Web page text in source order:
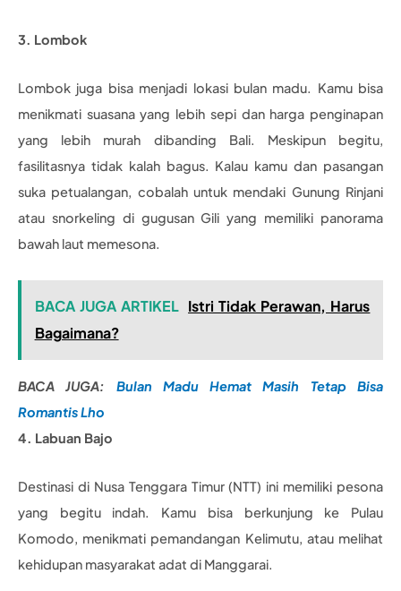
3. Lombok
Lombok juga bisa menjadi lokasi bulan madu. Kamu bisa
menikmati suasana yang lebih sepi dan harga penginapan
yang lebih murah dibanding Bali. Meskipun begitu,
fasilitasnya tidak kalah bagus. Kalau kamu dan pasangan
suka petualangan, cobalah untuk mendaki Gunung Rinjani
atau snorkeling di gugusan Gili yang memiliki panorama
bawah laut memesona.
BACA JUGA ARTIKEL Istri Tidak Perawan, Harus
Bagaimana?
BACA JUGA: Bulan Madu Hemat Masih Tetap Bisa
Romantis Lho
4. Labuan Bajo
Destinasi di Nusa Tenggara Timur (NTT) ini memiliki pesona
yang begitu indah. Kamu bisa berkunjung ke Pulau
Komodo, menikmati pemandangan Kelimutu, atau melihat
kehidupan masyarakat adat di Manggarai.